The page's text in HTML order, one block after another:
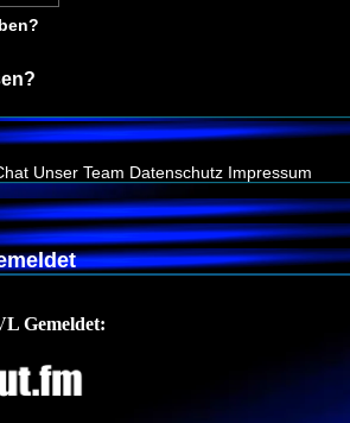
Unser Team Datenschutz Impressum
Gemeldet: